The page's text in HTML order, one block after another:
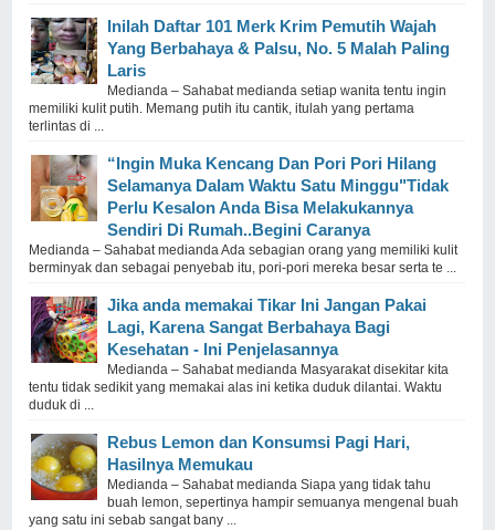
Inilah Daftar 101 Merk Krim Pemutih Wajah
Yang Berbahaya & Palsu, No. 5 Malah Paling
Laris
Medianda – Sahabat medianda setiap wanita tentu ingin
memiliki kulit putih. Memang putih itu cantik, itulah yang pertama
terlintas di ...
“Ingin Muka Kencang Dan Pori Pori Hilang
Selamanya Dalam Waktu Satu Minggu"Tidak
Perlu Kesalon Anda Bisa Melakukannya
Sendiri Di Rumah..Begini Caranya
Medianda – Sahabat medianda Ada sebagian orang yang memiliki kulit
berminyak dan sebagai penyebab itu, pori-pori mereka besar serta te ...
Jika anda memakai Tikar Ini Jangan Pakai
Lagi, Karena Sangat Berbahaya Bagi
Kesehatan - Ini Penjelasannya
Medianda – Sahabat medianda Masyarakat disekitar kita
tentu tidak sedikit yang memakai alas ini ketika duduk dilantai. Waktu
duduk di ...
Rebus Lemon dan Konsumsi Pagi Hari,
Hasilnya Memukau
Medianda – Sahabat medianda Siapa yang tidak tahu
buah lemon, sepertinya hampir semuanya mengenal buah
yang satu ini sebab sangat bany ...